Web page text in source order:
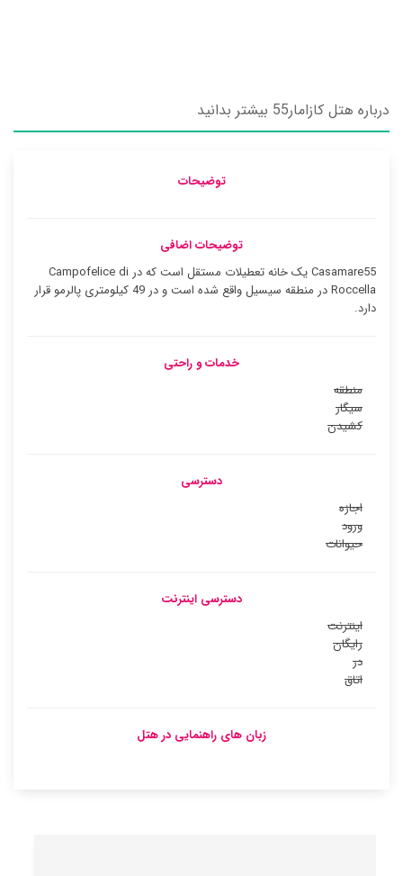
درباره هتل کازامار55 بیشتر بدانید
توضیحات
توضیحات اضافی
Casamare55 یک خانه تعطیلات مستقل است که در Campofelice di
Roccella در منطقه سیسیل واقع شده است و در 49 کیلومتری پالرمو قرار
دارد.
خدمات و راحتی
منطقه
سیگار
کشیدن
دسترسی
اجازه
ورود
حیوانات
دسترسی اینترنت
اینترنت
رایگان
در
اتاق
زبان های راهنمایی در هتل